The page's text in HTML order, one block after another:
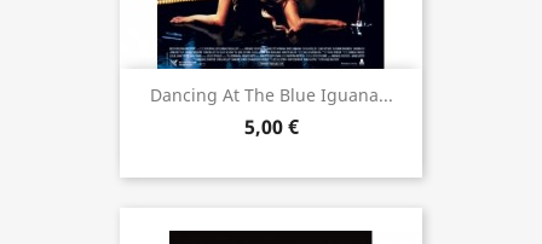
Dancing At The Blue Iguana...
5,00 €